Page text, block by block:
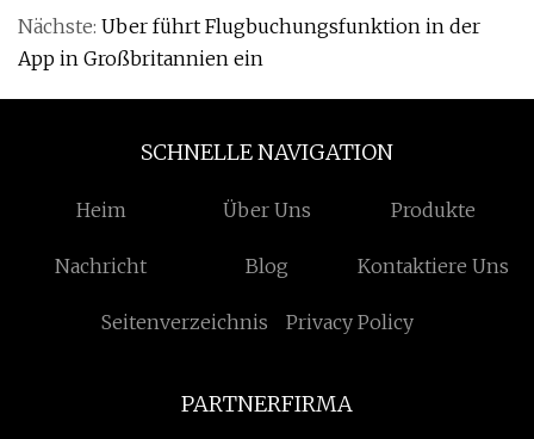
Nächste: Uber führt Flugbuchungsfunktion in der
App in Großbritannien ein
SCHNELLE NAVIGATION
Heim Über Uns Produkte
Nachricht Blog Kontaktiere Uns
Seitenverzeichnis Privacy Policy
PARTNERFIRMA